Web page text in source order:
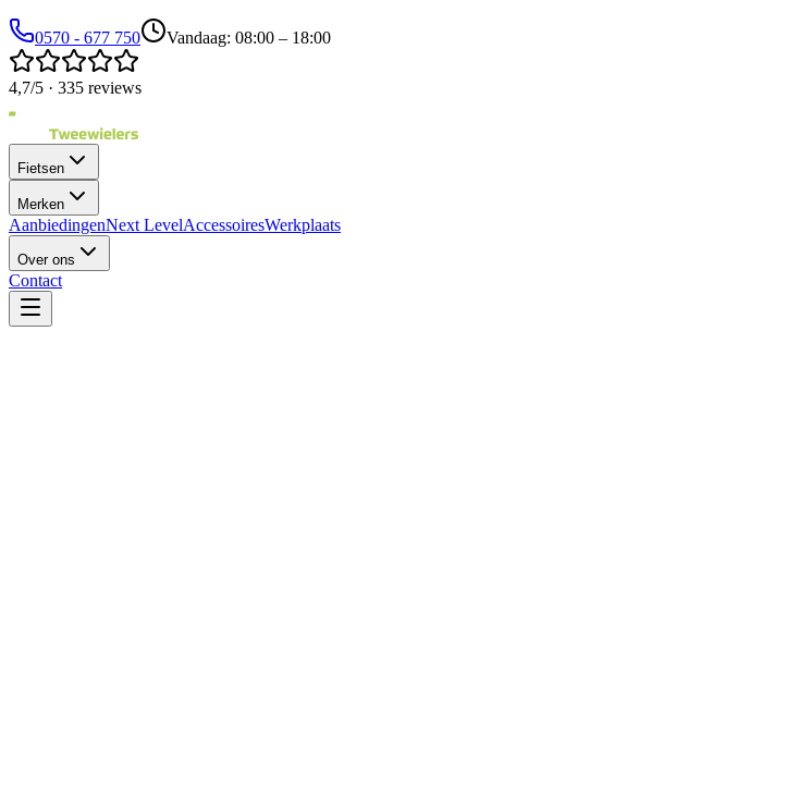
0570 - 677 750 Vandaag: 08:00 – 18:00
4,7/5 · 335 reviews
Fietsen
Merken
AanbiedingenNext LevelAccessoiresWerkplaats
Over ons
Contact